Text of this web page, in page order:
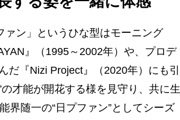
ン」というひな型はモーニング
』（1995～2002年）や、プロデ
だ『Nizi Project』（2020年）にも引
才能が開花する様を見守り、共に生
界随一の“日プファン”としてシーズ